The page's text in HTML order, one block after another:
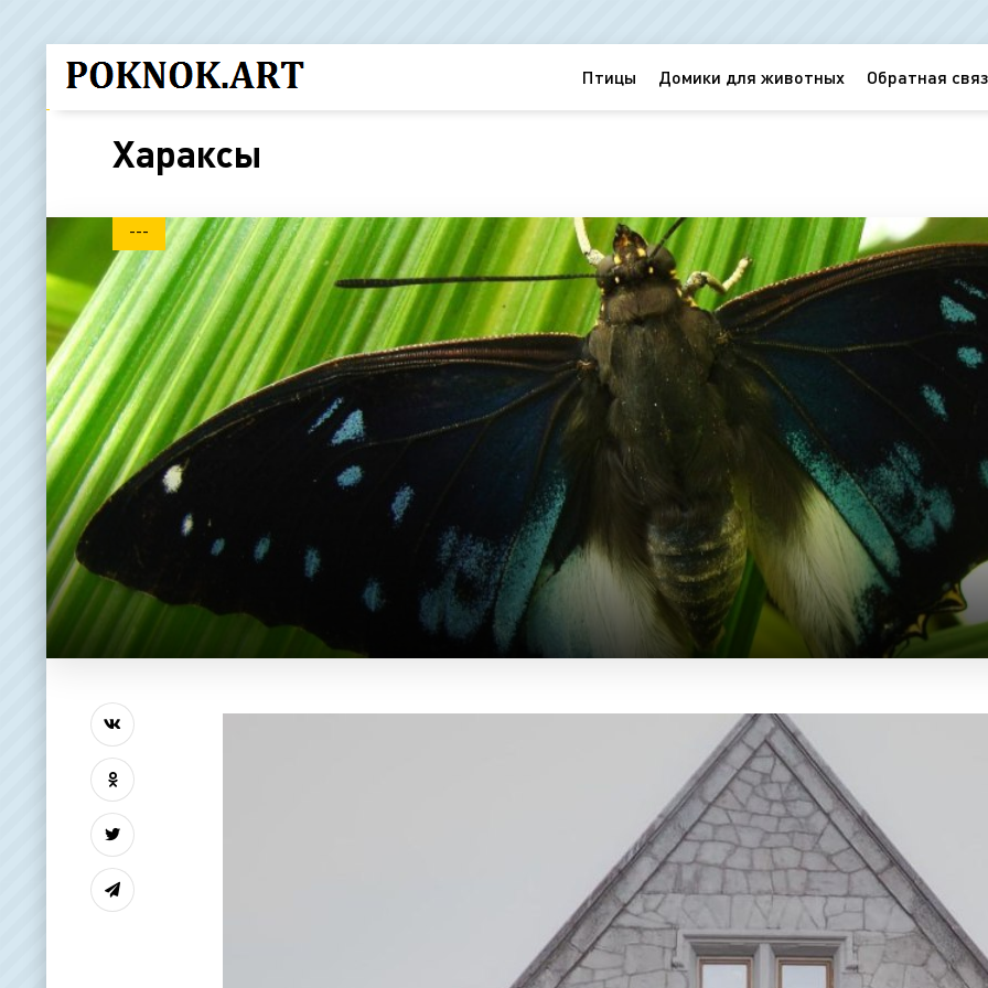
Птицы Домики для животных Обратная
Хараксы
---